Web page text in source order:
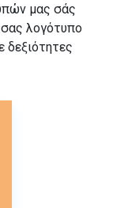
μας σάς
σας λογότυπο
δεξιότητες